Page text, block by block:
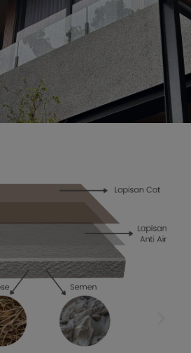
terlah dipercaya menjadi
produk Conwood sejak
berpengalaman dalam
Hubungi Kami